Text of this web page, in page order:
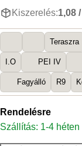
Kiszerelés:1,08
Teraszra
I.O PEI IV
Fagyálló R9
Rendelésre
Szállítás: 1-4